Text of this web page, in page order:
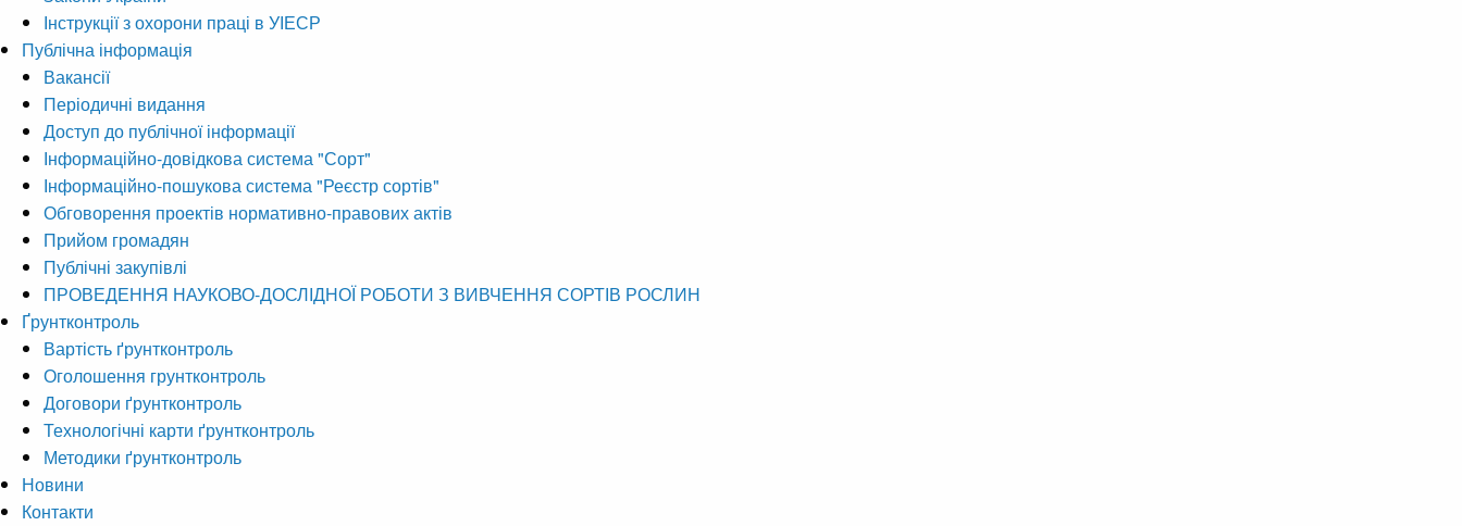
Інструкції з охорони праці в УІЕСР
Публічна інформація
Вакансії
Періодичні видання
Доступ до публічної інформації
Інформаційно-довідкова система "Сорт"
Інформаційно-пошукова система "Реєстр сортів"
Обговорення проектів нормативно-правових актів
Прийом громадян
Публічні закупівлі
ПРОВЕДЕННЯ НАУКОВО-ДОСЛІДНОЇ РОБОТИ З ВИВЧЕННЯ СОРТІВ РОСЛИН
Ґрунтконтроль
Вартість ґрунтконтроль
Оголошення грунтконтроль
Договори ґрунтконтроль
Технологічні карти ґрунтконтроль
Методики ґрунтконтроль
Новини
Контакти